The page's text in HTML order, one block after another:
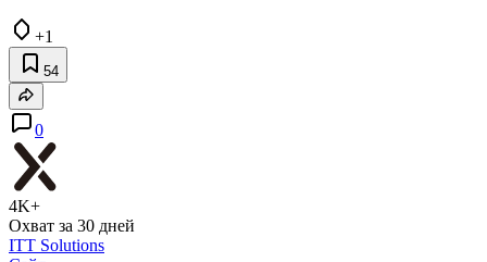
+1
54
0
4K+
Охват за 30 дней
ITT Solutions